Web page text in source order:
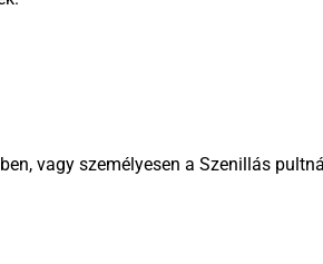
vagy személyesen a Szenillás